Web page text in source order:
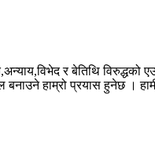
र बेतिथि विरुद्धको
बनाउने हाम्रो प्रयास हुनेछ ।